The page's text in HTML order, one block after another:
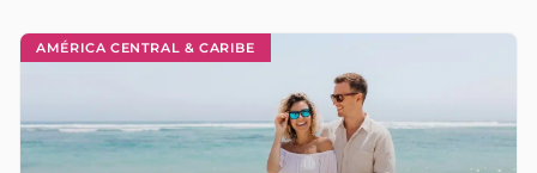
AMÉRICA CENTRAL & CARIBE